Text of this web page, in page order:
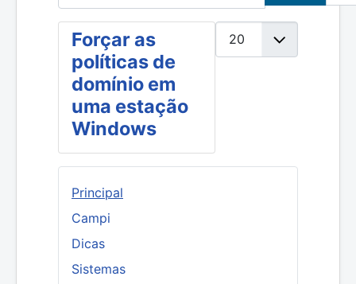
Principal
Campi
Dicas
Sistemas
Forçar as
políticas de
domínio em
uma estação
Windows